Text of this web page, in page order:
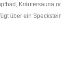
Kräutersauna
über ein